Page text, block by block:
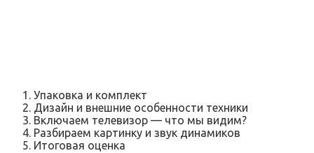
Упаковка и комплект
Дизайн и внешние особенности техники
Включаем телевизор — что мы видим?
Разбираем картинку и звук динамиков
Итоговая оценка